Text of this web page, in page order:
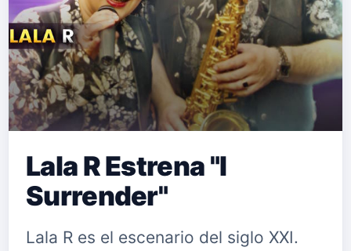
Lala R Estrena "I
Surrender"
Lala R es el escenario del siglo XXI.